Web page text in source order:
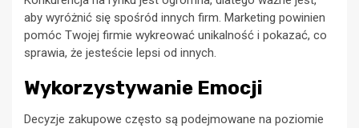
aby wyróżnić się spośród innych firm. Marketing powinien
pomóc Twojej firmie wykreować unikalność i pokazać, co
sprawia, że jesteście lepsi od innych.
Wykorzystywanie Emocji
Decyzje zakupowe często są podejmowane na poziomie